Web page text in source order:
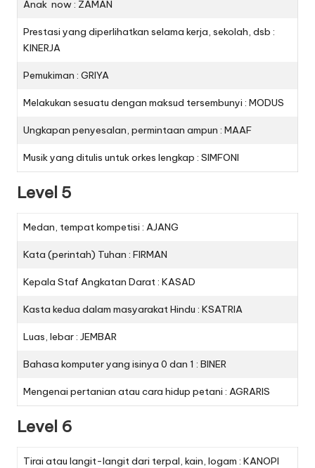
Anak now : ZAMAN
Prestasi yang diperlihatkan selama kerja, sekolah, dsb :
KINERJA
Pemukiman : GRIYA
Melakukan sesuatu dengan maksud tersembunyi : MODUS
Ungkapan penyesalan, permintaan ampun : MAAF
Musik yang ditulis untuk orkes lengkap : SIMFONI
Level 5
Medan, tempat kompetisi : AJANG
Kata (perintah) Tuhan : FIRMAN
Kepala Staf Angkatan Darat : KASAD
Kasta kedua dalam masyarakat Hindu : KSATRIA
Luas, lebar : JEMBAR
Bahasa komputer yang isinya 0 dan 1 : BINER
Mengenai pertanian atau cara hidup petani : AGRARIS
Level 6
Tirai atau langit-langit dari terpal, kain, logam : KANOPI